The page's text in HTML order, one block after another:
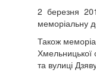
2 березня
меморіальну
Також
Хмельницької
та вулиці